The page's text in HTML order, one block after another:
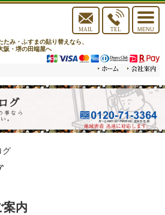
MAIL TEL
toggle
MENU
たみ・ふすまの貼り替えなら、
阪・堺の田端屋へ
グ
事なら
。
案内